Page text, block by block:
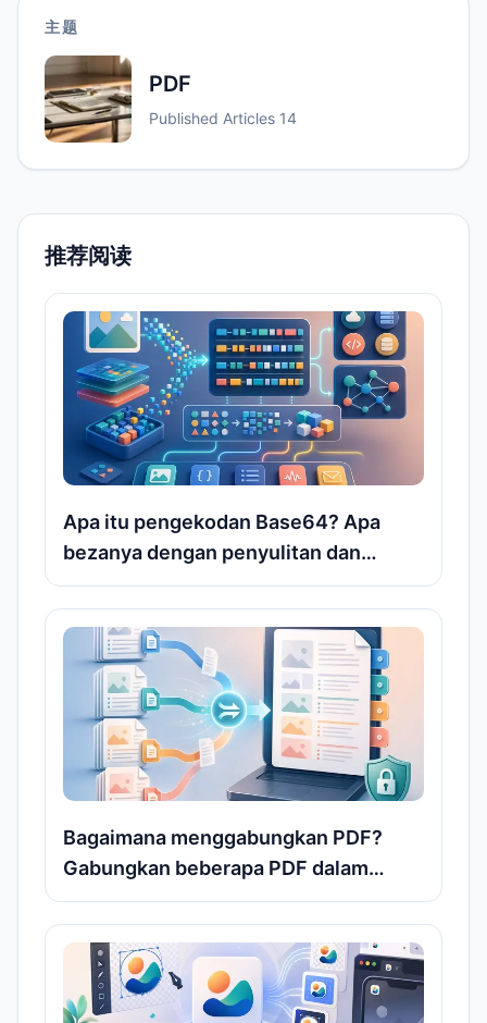
主题
PDF
Published Articles 14
推荐阅读
Apa itu pengekodan Base64? Apa
bezanya dengan penyulitan dan
mengapa ia selalu muncul dalam
gambar dan antaramuka
Bagaimana menggabungkan PDF?
Gabungkan beberapa PDF dalam
talian secara percuma tanpa perlu
muat naik